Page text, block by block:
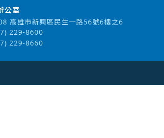
公室
高雄市新興區民生一路56號6樓之6
229-8600
229-8660